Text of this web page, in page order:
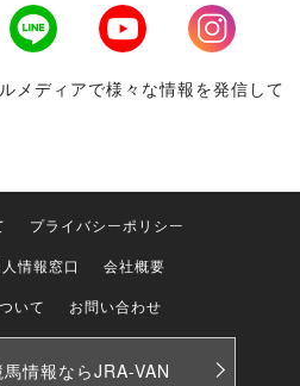
LINE Youtube
Instagram
メディアで様々な情報を発信して
プライバシーポリシー
情報窓口
会社概要
いて
お問い合わせ
情報ならJRA-VAN